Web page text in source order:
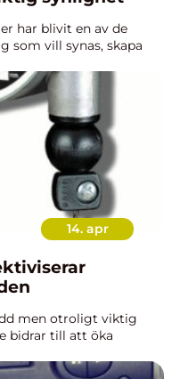
har blivit en av de
som vill synas, skapa
14. apr
men otroligt viktig
bidrar till att öka